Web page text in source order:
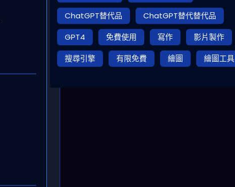
ChatGPT替代品
ChatGPT替代替代品
GPT4
免費使用 寫作
影片製作
搜尋引擎
有限免費 繪圖 繪圖工具